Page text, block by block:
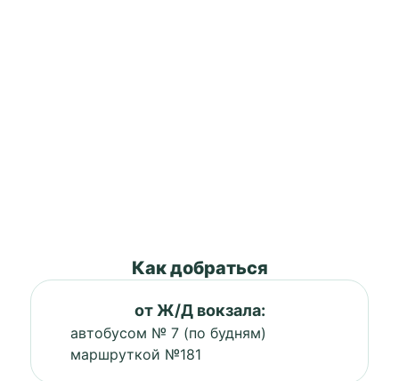
Как добраться
от Ж/Д вокзала:
автобусом № 7 (по будням)
маршруткой №181